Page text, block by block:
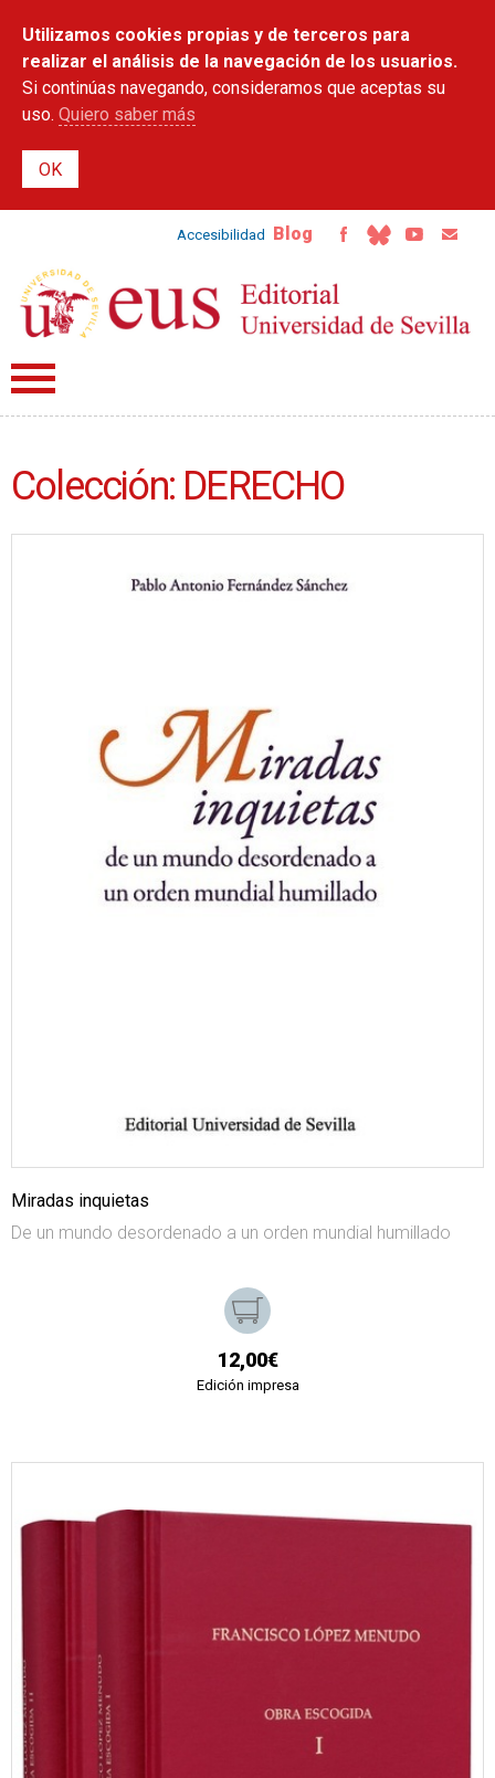
contenido
principal
Utilizamos cookies propias y de terceros para
realizar el análisis de la navegación de los usuarios.
Si continúas navegando, consideramos que aceptas su
uso. Quiero saber más
Accesibilidad Blog
Colección: DERECHO
Miradas inquietas
De un mundo desordenado a un orden mundial humillado
12,00€
Edición impresa